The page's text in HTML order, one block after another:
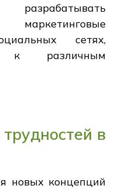
сетях,
к различным
в
новых концепций